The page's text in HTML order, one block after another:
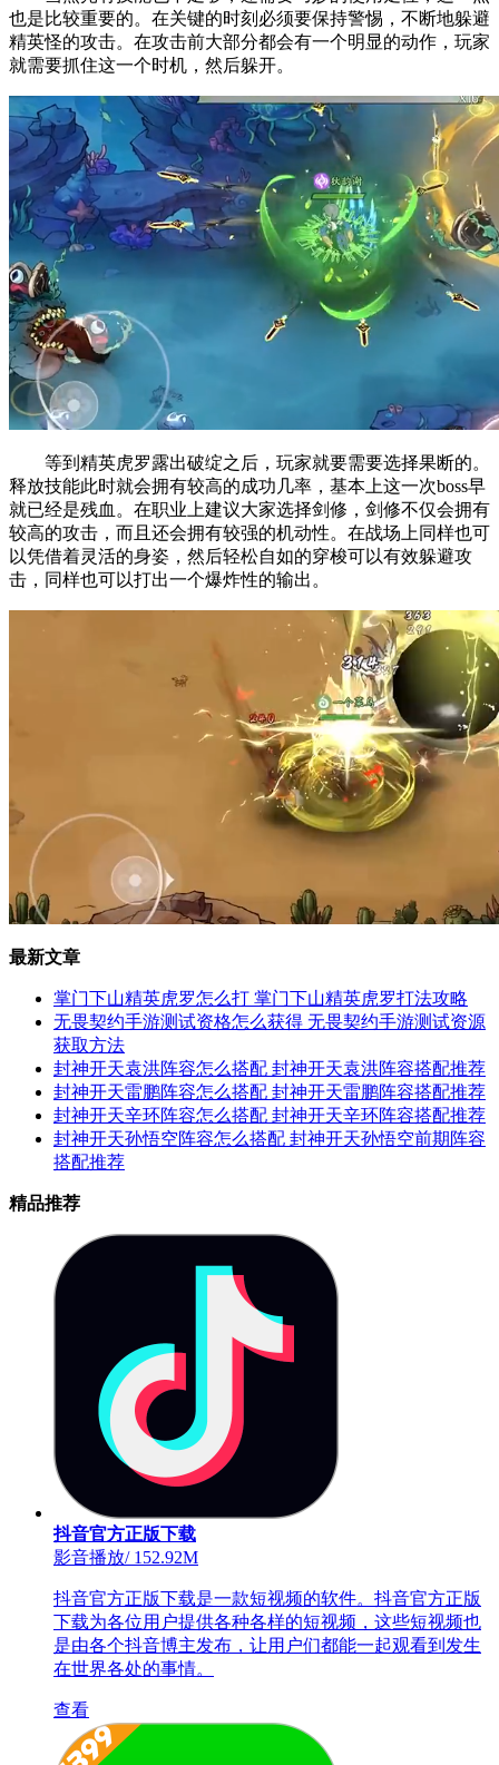
也是比较重要的。在关键的时刻必须要保持警惕，不断地躲避
精英怪的攻击。在攻击前大部分都会有一个明显的动作，玩家
就需要抓住这一个时机，然后躲开。
等到精英虎罗露出破绽之后，玩家就要需要选择果断的。
释放技能此时就会拥有较高的成功几率，基本上这一次boss早
就已经是残血。在职业上建议大家选择剑修，剑修不仅会拥有
较高的攻击，而且还会拥有较强的机动性。在战场上同样也可
以凭借着灵活的身姿，然后轻松自如的穿梭可以有效躲避攻
击，同样也可以打出一个爆炸性的输出。
最新文章
掌门下山精英虎罗怎么打 掌门下山精英虎罗打法攻略
无畏契约手游测试资格怎么获得 无畏契约手游测试资源
获取方法
封神开天袁洪阵容怎么搭配 封神开天袁洪阵容搭配推荐
封神开天雷鹏阵容怎么搭配 封神开天雷鹏阵容搭配推荐
封神开天辛环阵容怎么搭配 封神开天辛环阵容搭配推荐
封神开天孙悟空阵容怎么搭配 封神开天孙悟空前期阵容
搭配推荐
精品推荐
抖音官方正版下载
影音播放/152.92M
抖音官方正版下载是一款短视频的软件。抖音官方正版
下载为各位用户提供各种各样的短视频，这些短视频也
是由各个抖音博主发布，让用户们都能一起观看到发生
在世界各处的事情。
查看